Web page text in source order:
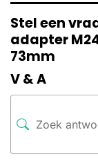
Stel een
adapter M24
73mm
V & A